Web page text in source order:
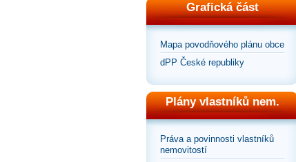
Grafická část
Mapa povodňového plánu obce
dPP České republiky
Plány vlastníků nem.
Práva a povinnosti vlastníků
nemovitostí